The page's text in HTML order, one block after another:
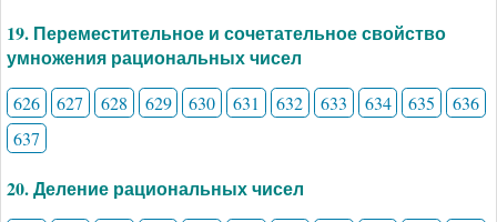
19. Переместительное и сочетательное свойство
умножения рациональных чисел
626 627 628 629 630 631 632 633 634 635
636
637
20. Деление рациональных чисел